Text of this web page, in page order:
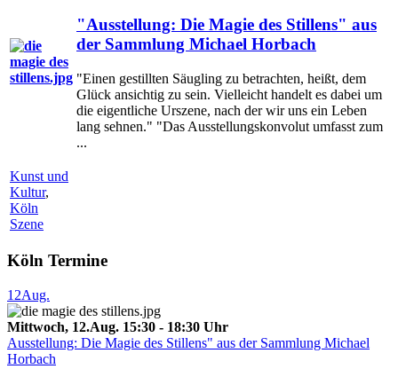
"Ausstellung: Die Magie des Stillens" aus
der Sammlung Michael Horbach
"Einen gestillten Säugling zu betrachten, heißt, dem
Glück ansichtig zu sein. Vielleicht handelt es dabei um
die eigentliche Urszene, nach der wir uns ein Leben
lang sehnen." "Das Ausstellungskonvolut umfasst zum
...
Kunst und
Kultur,
Köln
Szene
Köln Termine
12Aug.
Mittwoch, 12.Aug. 15:30 - 18:30 Uhr
Ausstellung: Die Magie des Stillens" aus der Sammlung Michael
Horbach